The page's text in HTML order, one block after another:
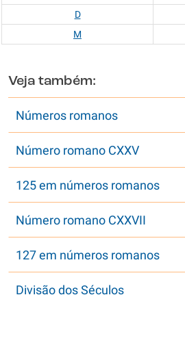
D
M
Veja também:
Números romanos
Número romano CXXV
125 em números romanos
Número romano CXXVII
127 em números romanos
Divisão dos Séculos